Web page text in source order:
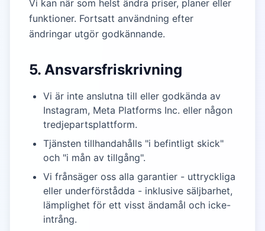
Vi kan när som helst ändra priser, planer eller
funktioner. Fortsatt användning efter
ändringar utgör godkännande.
5. Ansvarsfriskrivning
Vi är inte anslutna till eller godkända av
Instagram, Meta Platforms Inc. eller någon
tredjepartsplattform.
Tjänsten tillhandahålls "i befintligt skick"
och "i mån av tillgång".
Vi frånsäger oss alla garantier - uttryckliga
eller underförstådda - inklusive säljbarhet,
lämplighet för ett visst ändamål och icke-
intrång.